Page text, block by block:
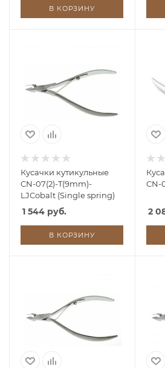
В КОРЗИНУ
Кусачки кутикульные
CN-07(2)-T(9mm)-
LJCobalt (Single spring)
1 544 руб.
В КОРЗИНУ
CN-
2